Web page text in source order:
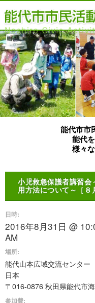
能代市市
能代
様々
小児救急保護者講習会
用方法について～［８
日時:
2016年8月31日 @
AM
場所:
能代山本広域交流センター
日本
〒016-0876 秋田県能代市
参加費: